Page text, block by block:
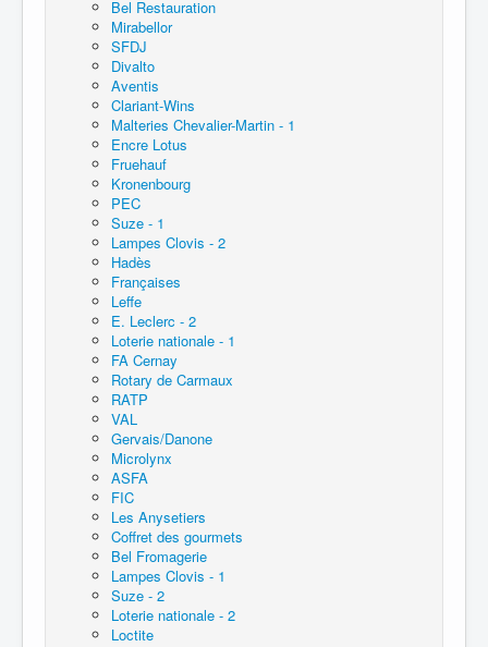
Bel Restauration
Mirabellor
SFDJ
Divalto
Aventis
Clariant-Wins
Malteries Chevalier-Martin - 1
Encre Lotus
Fruehauf
Kronenbourg
PEC
Suze - 1
Lampes Clovis - 2
Hadès
Françaises
Leffe
E. Leclerc - 2
Loterie nationale - 1
FA Cernay
Rotary de Carmaux
RATP
VAL
Gervais/Danone
Microlynx
ASFA
FIC
Les Anysetiers
Coffret des gourmets
Bel Fromagerie
Lampes Clovis - 1
Suze - 2
Loterie nationale - 2
Loctite